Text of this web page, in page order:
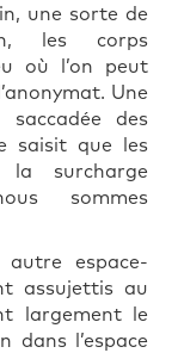
une sorte de
les corps
où l’on peut
Une
des
saisit que les
surcharge
sommes
espace-
assujettis au
largement le
dans l’espace